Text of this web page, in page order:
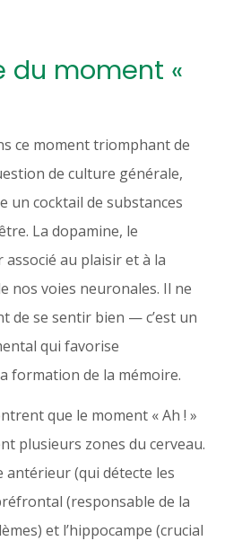
du moment «
ce moment triomphant de
de culture générale,
un cocktail de substances
La dopamine, le
au plaisir et à la
nos voies neuronales. Il ne
de se sentir bien — c’est un
qui favorise
formation de la mémoire.
que le moment « Ah ! »
plusieurs zones du cerveau.
antérieur (qui détecte les
(responsable de la
et l’hippocampe (crucial